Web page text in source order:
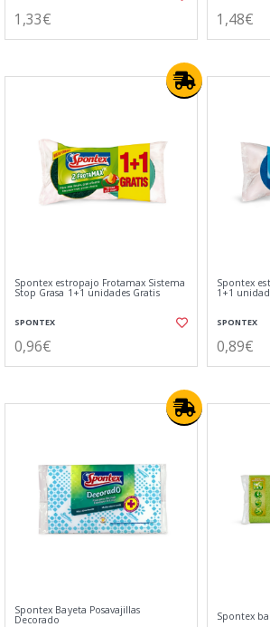
1,33€ 1,48€
Spontex estropajo Frotamax Sistema
Stop Grasa 1+1 unidades Gratis
SPONTEX
0,96€
Spontex
1+1
SPONTEX
0,89€
Spontex Bayeta Posavajillas
Decorado Spontex